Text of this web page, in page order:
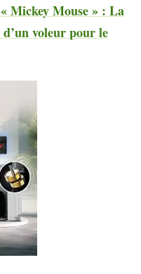
Mickey Mouse » : La
voleur pour le